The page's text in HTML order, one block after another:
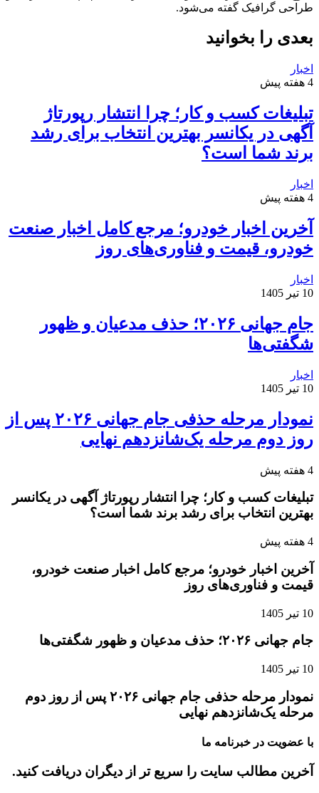
طراحی گرافیک گفته می‌شود.
بعدی را بخوانید
اخبار
4 هفته پیش
تبلیغات کسب و کار؛ چرا انتشار رپورتاژ
آگهی در یکانسر بهترین انتخاب برای رشد
برند شما است؟
اخبار
4 هفته پیش
آخرین اخبار خودرو؛ مرجع کامل اخبار صنعت
خودرو، قیمت و فناوری‌های روز
اخبار
10 تیر 1405
جام جهانی ۲۰۲۶؛ حذف مدعیان و ظهور
شگفتی‌ها
اخبار
10 تیر 1405
نمودار مرحله حذفی جام جهانی ۲۰۲۶ پس از
روز دوم مرحله یک‌شانزدهم نهایی
4 هفته پیش
تبلیغات کسب و کار؛ چرا انتشار رپورتاژ آگهی در یکانسر
بهترین انتخاب برای رشد برند شما است؟
4 هفته پیش
آخرین اخبار خودرو؛ مرجع کامل اخبار صنعت خودرو،
قیمت و فناوری‌های روز
10 تیر 1405
جام جهانی ۲۰۲۶؛ حذف مدعیان و ظهور شگفتی‌ها
10 تیر 1405
نمودار مرحله حذفی جام جهانی ۲۰۲۶ پس از روز دوم
مرحله یک‌شانزدهم نهایی
با عضویت در خبرنامه ما
آخرین مطالب سایت را سریع تر از دیگران دریافت کنید.